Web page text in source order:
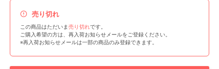
売り切れ
この商品はただいま売り切れです。
ご購入希望の方は、再入荷お知らせメールをご登録ください。
※再入荷お知らせメールは一部の商品のみ登録できます。